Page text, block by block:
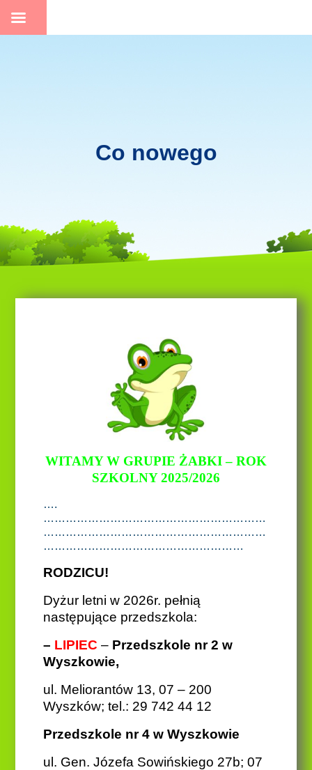
Co nowego
WITAMY W GRUPIE ŻABKI – ROK
SZKOLNY 2025/2026
….
……………………………………………………
……………………………………………………
………………………………………………
RODZICU!
Dyżur letni w 2026r. pełnią
następujące przedszkola:
– LIPIEC – Przedszkole nr 2 w
Wyszkowie,
ul. Meliorantów 13, 07 – 200
Wyszków; tel.: 29 742 44 12
Przedszkole nr 4 w Wyszkowie
ul. Gen. Józefa Sowińskiego 27b; 07